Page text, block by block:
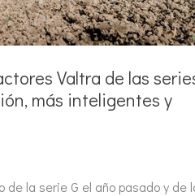
Valtra de las
más inteligentes y
de la serie G el año pasado y de